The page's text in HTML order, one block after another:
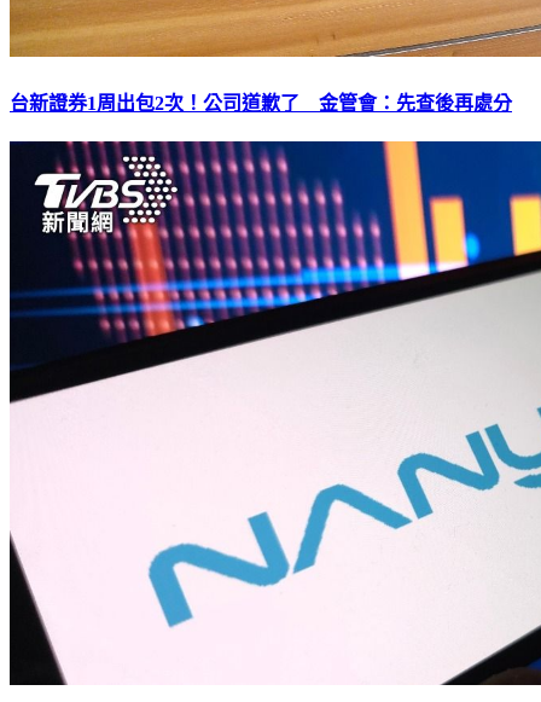
台新證券1周出包2次！公司道歉了 金管會：先查後再處分